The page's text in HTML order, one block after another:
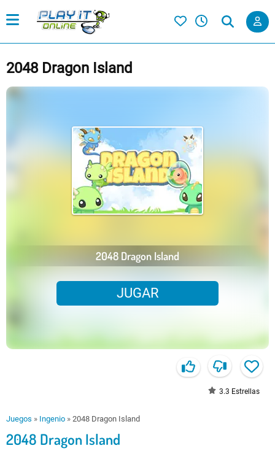
2048 Dragon Island
2048 Dragon Island
JUGAR
3.3 Estrellas
Juegos » Ingenio » 2048 Dragon Island
2048 Dragon Island